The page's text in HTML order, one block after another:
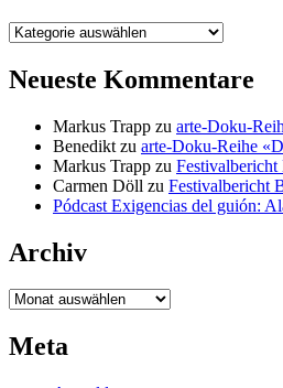
Kategorien
Neueste Kommentare
Markus Trapp zu arte-Doku-
Benedikt zu arte-Doku-Reihe
Markus Trapp zu
Carmen Döll zu Festivalbericht
Pódcast Exigencias del guión:
Archiv
Archiv
Meta